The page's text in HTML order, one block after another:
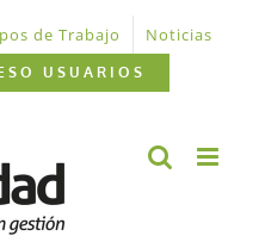
de Trabajo
Noticias
USUARIOS